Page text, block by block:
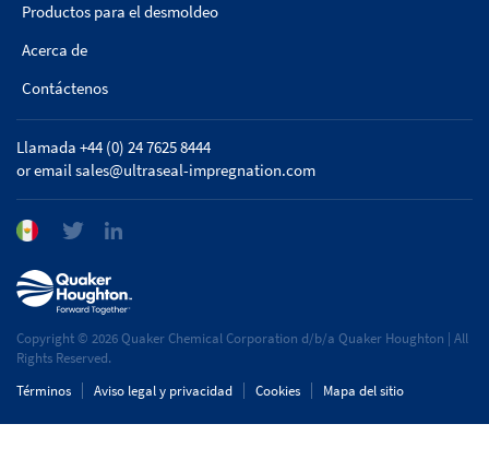
Productos para el desmoldeo
Acerca de
Contáctenos
Llamada +44 (0) 24 7625 8444
or emailsales@ultraseal-impregnation.com
Copyright © 2026 Quaker Chemical Corporation d/b/a Quaker Houghton | All
Rights Reserved.
Términos
Aviso legal y privacidad Cookies Mapa del sitio